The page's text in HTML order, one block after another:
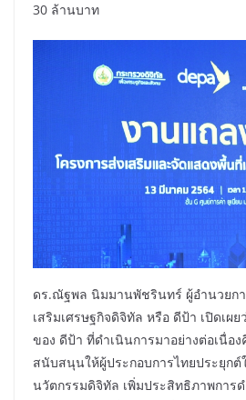
30 ล้านบาท
ดร.ณัฐพล นิมมานพัชรินทร์ ผู้อำนวยก
เสริมเศรษฐกิจดิจิทัล หรือ ดีป้า เปิดเผ
ของ ดีป้า ที่ดำเนินการมาอย่างต่อเนื่อง
สนับสนุนให้ผู้ประกอบการไทยประยุกต์
นวัตกรรมดิจิทัล เพิ่มประสิทธิภาพการ